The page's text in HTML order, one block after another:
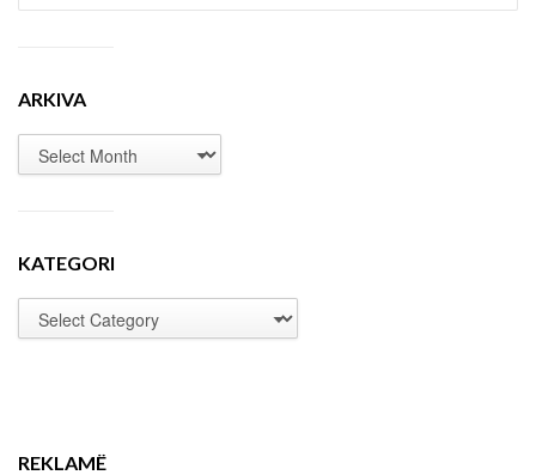
ARKIVA
KATEGORI
REKLAMË